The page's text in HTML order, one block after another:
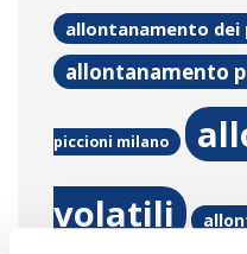
allontanamento dei
allontanamento
piccioni milano
volatili